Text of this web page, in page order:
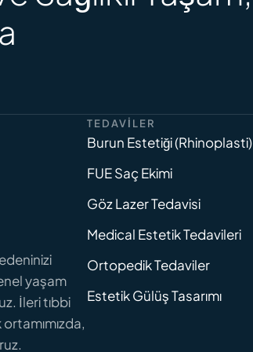
yaşam
İleri tıbbi
TEDAVILER
Burun Estetiği (Rhinoplasti)
FUE Saç Ekimi
Göz Lazer Tedavisi
Medical Estetik Tedavileri
Ortopedik Tedaviler
Estetik Gülüş Tasarımı